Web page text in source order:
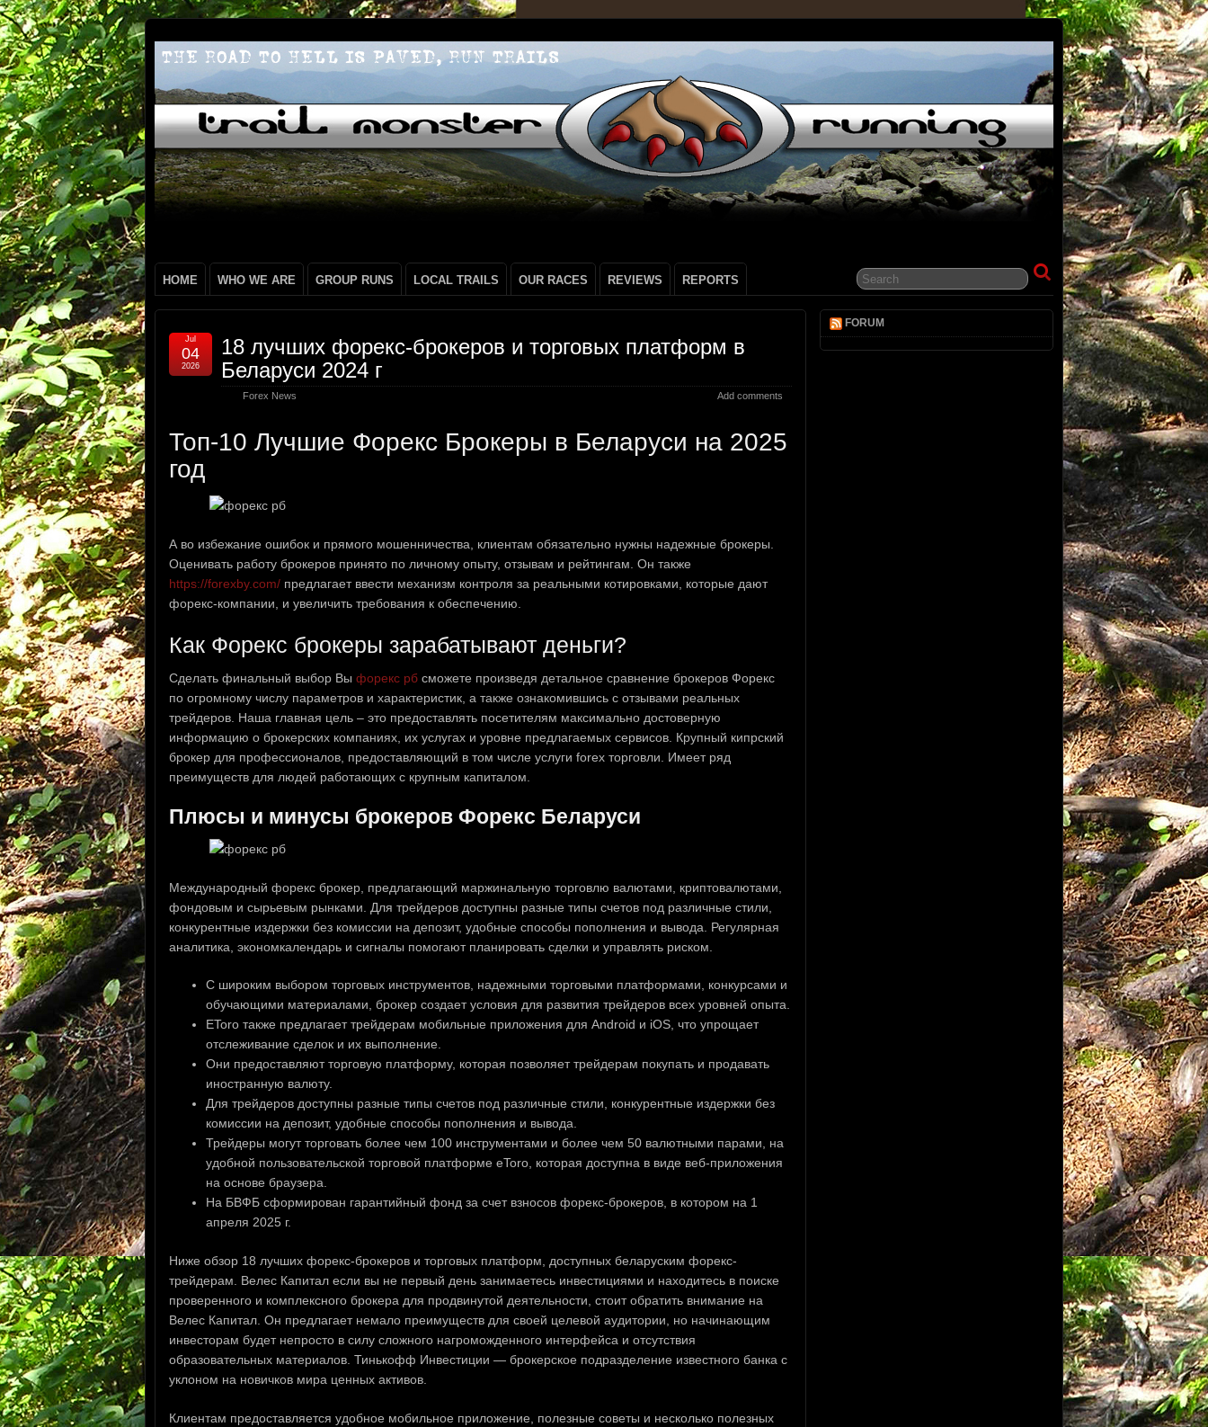
HOME WHO WE ARE GROUP RUNS LOCAL TRAILS OUR RACES REVIEWS REPORTS
18 лучших форекс-брокеров и торговых платформ в
Беларуси 2024 г
Forex News Add comments
Jul
04
2026
Топ-10 Лучшие Форекс Брокеры в Беларуси на 2025
год
А во избежание ошибок и прямого мошенничества, клиентам обязательно нужны надежные брокеры.
Оценивать работу брокеров принято по личному опыту, отзывам и рейтингам. Он также
https://forexby.com/ предлагает ввести механизм контроля за реальными котировками, которые дают
форекс-компании, и увеличить требования к обеспечению.
Как Форекс брокеры зарабатывают деньги?
Сделать финальный выбор Вы форекс рб сможете произведя детальное сравнение брокеров Форекс
по огромному числу параметров и характеристик, а также ознакомившись с отзывами реальных
трейдеров. Наша главная цель – это предоставлять посетителям максимально достоверную
информацию о брокерских компаниях, их услугах и уровне предлагаемых сервисов. Крупный кипрский
брокер для профессионалов, предоставляющий в том числе услуги forex торговли. Имеет ряд
преимуществ для людей работающих с крупным капиталом.
Плюсы и минусы брокеров Форекс Беларуси
Международный форекс брокер, предлагающий маржинальную торговлю валютами, криптовалютами,
фондовым и сырьевым рынками. Для трейдеров доступны разные типы счетов под различные стили,
конкурентные издержки без комиссии на депозит, удобные способы пополнения и вывода. Регулярная
аналитика, экономкалендарь и сигналы помогают планировать сделки и управлять риском.
С широким выбором торговых инструментов, надежными торговыми платформами, конкурсами и
обучающими материалами, брокер создает условия для развития трейдеров всех уровней опыта.
EToro также предлагает трейдерам мобильные приложения для Android и iOS, что упрощает
отслеживание сделок и их выполнение.
Они предоставляют торговую платформу, которая позволяет трейдерам покупать и продавать
иностранную валюту.
Для трейдеров доступны разные типы счетов под различные стили, конкурентные издержки без
комиссии на депозит, удобные способы пополнения и вывода.
Трейдеры могут торговать более чем 100 инструментами и более чем 50 валютными парами, на
удобной пользовательской торговой платформе eToro, которая доступна в виде веб-приложения
на основе браузера.
На БВФБ сформирован гарантийный фонд за счет взносов форекс-брокеров, в котором на 1
апреля 2025 г.
Ниже обзор 18 лучших форекс-брокеров и торговых платформ, доступных беларуским форекс-
трейдерам. Велес Капитал если вы не первый день занимаетесь инвестициями и находитесь в поиске
проверенного и комплексного брокера для продвинутой деятельности, стоит обратить внимание на
Велес Капитал. Он предлагает немало преимуществ для своей целевой аудитории, но начинающим
инвесторам будет непросто в силу сложного нагроможденного интерфейса и отсутствия
образовательных материалов. Тинькофф Инвестиции — брокерское подразделение известного банка с
уклоном на новичков мира ценных активов.
Клиентам предоставляется удобное мобильное приложение, полезные советы и несколько полезных
FORUM